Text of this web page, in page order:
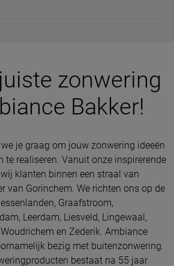
zonwering
Bakker!
je graag om jouw zonwering ideeën
te realiseren. Vanuit onze inspirerende
klanten binnen een straal van
van Gorinchem. We richten ons op de
Graafstroom,
Leerdam, Liesveld, Lingewaal,
en Zederik. Ambiance
bezig met buitenzonwering.
bestaat na 55 jaar